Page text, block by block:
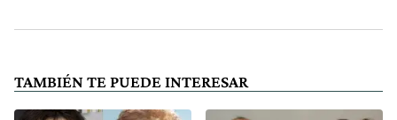
TAMBIÉN TE PUEDE INTERESAR